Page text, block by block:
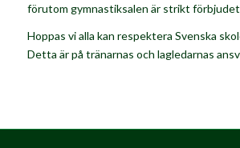
förutom gymnastiksalen är strikt
Hoppas vi alla kan respektera Svenska
Detta är på tränarnas och lagledarnas